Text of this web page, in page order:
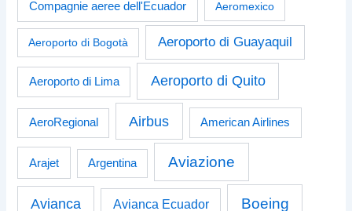
Compagnie aeree dell'Ecuador Aeromexico
Aeroporto di Bogotà Aeroporto di Guayaquil
Aeroporto di Lima Aeroporto di Quito
AeroRegional Airbus American Airlines
Arajet Argentina Aviazione
Avianca Avianca Ecuador Boeing